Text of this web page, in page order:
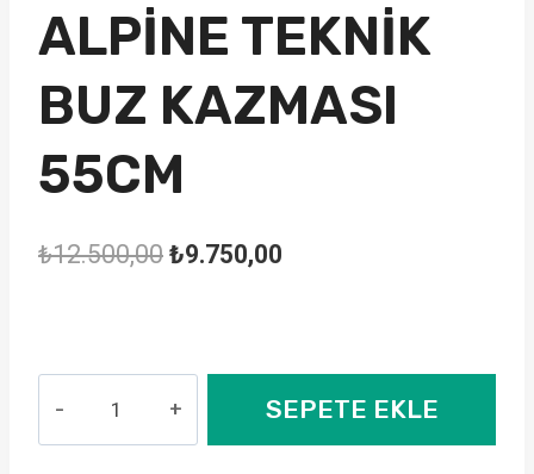
ALPINE TEKNIK
BUZ KAZMASI
55CM
₺12.500,00 Orijinal
₺9.750,00
₺9.750,00.
Alpine
SEPETE EKLE